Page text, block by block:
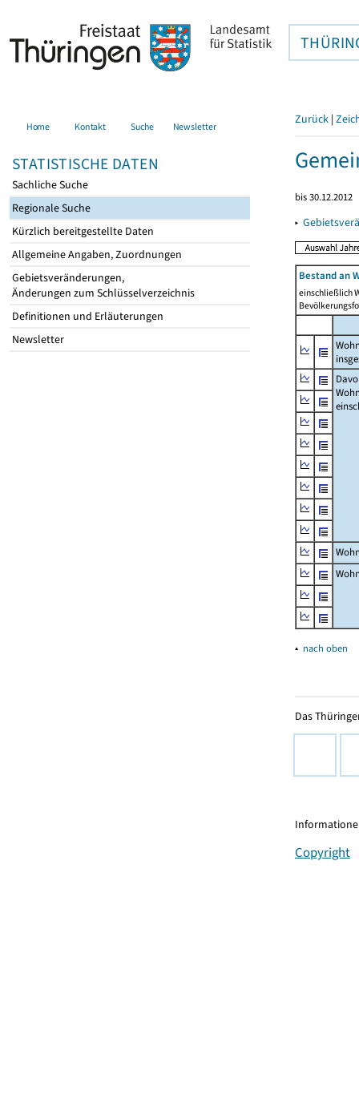
Home Kontakt Suche Newsletter
STATISTISCHE DATEN
Sachliche Suche
Regionale Suche
Kürzlich bereitgestellte Daten
Allgemeine Angaben, Zuordnungen
Gebietsveränderungen,
Änderungen zum Schlüsselverzeichnis
Definitionen und Erläuterungen
Newsletter
Zurück |
bis 30.12.2012
▸
Bestand an
einschließlich
▴ nach oben
Das
Copyright